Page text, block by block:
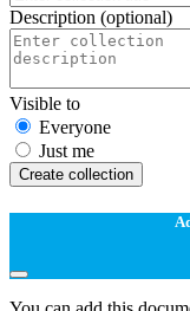
Description (optional)
Visible to
Everyone
Just me
Create collection